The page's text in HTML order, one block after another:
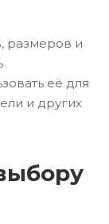
размеров и
её для
и других